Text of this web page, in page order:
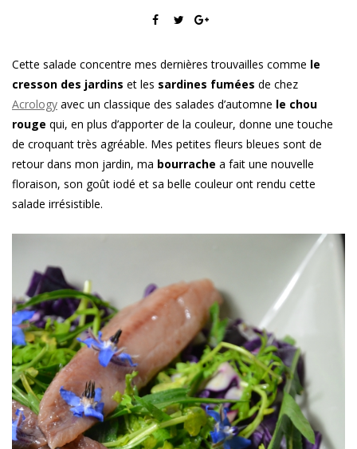
Cette salade concentre mes dernières trouvailles comme le
cresson des jardins et les sardines fumées de chez
Acrology avec un classique des salades d’automne le chou
rouge qui, en plus d’apporter de la couleur, donne une touche
de croquant très agréable. Mes petites fleurs bleues sont de
retour dans mon jardin, ma bourrache a fait une nouvelle
floraison, son goût iodé et sa belle couleur ont rendu cette
salade irrésistible.